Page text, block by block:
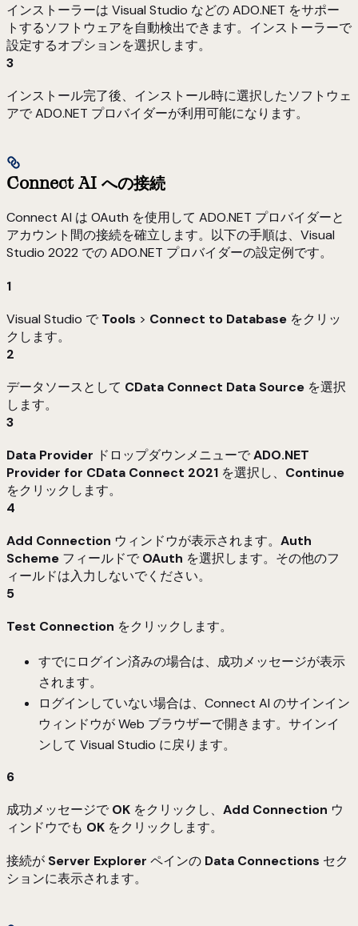
インストーラーは Visual Studio などの ADO.NET をサポー
トするソフトウェアを自動検出できます。インストーラーで
設定するオプションを選択します。
3
インストール完了後、インストール時に選択したソフトウェ
アで ADO.NET プロバイダーが利用可能になります。
Connect AI への接続
Connect AI は OAuth を使用して ADO.NET プロバイダーと
アカウント間の接続を確立します。以下の手順は、Visual
Studio 2022 での ADO.NET プロバイダーの設定例です。
1
Visual Studio で Tools > Connect to Database をクリッ
クします。
2
データソースとして CData Connect Data Source を選択
します。
3
Data Provider ドロップダウンメニューでADO.NET
Provider for CData Connect 2021 を選択し、 Continue
をクリックします。
4
Add Connection ウィンドウが表示されます。 Auth
Scheme フィールドで OAuth を選択します。その他のフ
ィールドは入力しないでください。
5
Test Connection をクリックします。
すでにログイン済みの場合は、成功メッセージが表示
されます。
ログインしていない場合は、Connect AI のサインイン
ウィンドウが Web ブラウザーで開きます。サインイ
ンして Visual Studio に戻ります。
6
成功メッセージで OK をクリックし、 Add Connection ウ
ィンドウでも OK をクリックします。
接続が Server Explorer ペインの Data Connections セク
ションに表示されます。